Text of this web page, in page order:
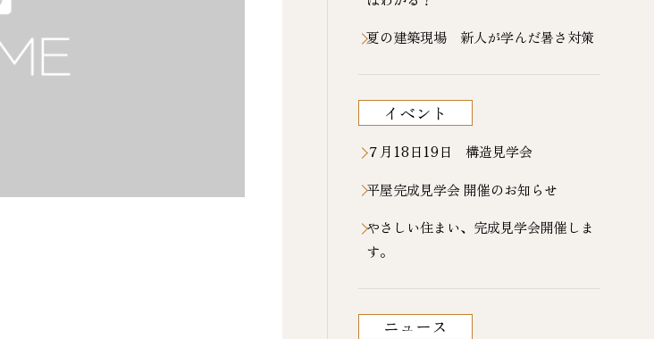
夏の建築現場 新人が学んだ暑さ対策
イベント
７月18日19日 構造見学会
平屋完成見学会 開催のお知らせ
やさしい住まい、完成見学会開催しま
す。
ニュース